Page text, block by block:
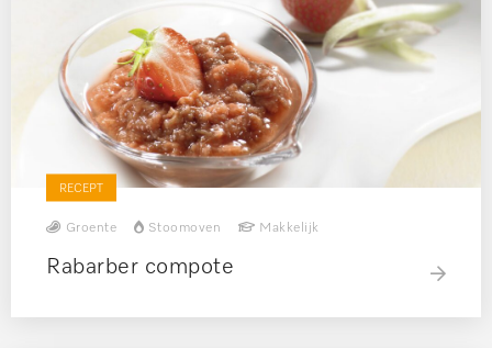
RECEPT
Groente Stoomoven Makkelijk
Rabarber compote